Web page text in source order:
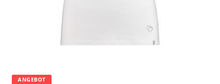
ANGEBOT